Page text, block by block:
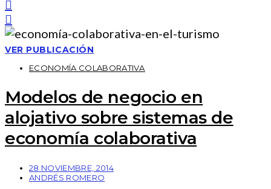
VER PUBLICACIÓN
ECONOMÍA COLABORATIVA
Modelos de negocio en
alojativo sobre sistemas de
economía colaborativa
28 NOVIEMBRE, 2014
ANDRÉS ROMERO